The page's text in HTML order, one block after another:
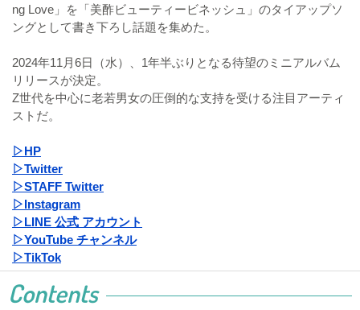
ng Love」を「美酢ビューティービネッシュ」のタイアップソ
ングとして書き下ろし話題を集めた。
2024年11月6日（水）、1年半ぶりとなる待望のミニアルバム
リリースが決定。
Z世代を中心に老若男女の圧倒的な支持を受ける注目アーティ
ストだ。
▷HP
▷Twitter
▷STAFF Twitter
▷Instagram
▷LINE 公式 アカウント
▷YouTube チャンネル
▷TikTok
Contents